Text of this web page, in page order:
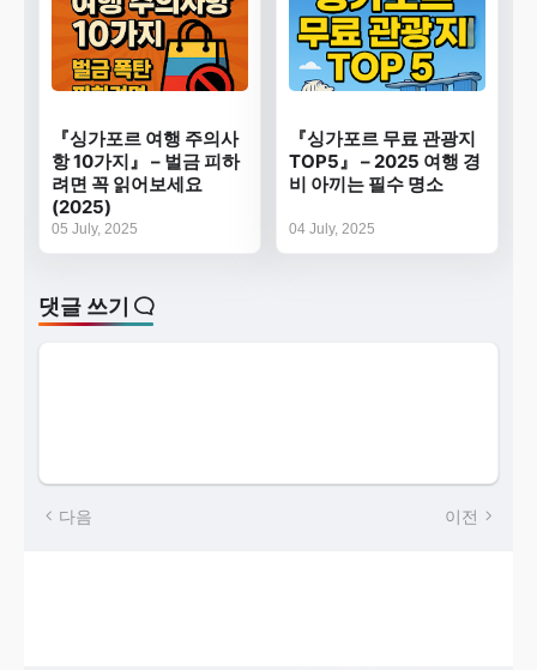
『싱가포르 여행 주의사
항 10가지』 – 벌금 피하
려면 꼭 읽어보세요
(2025)
05 July, 2025
『싱가포르 무료 관광지
TOP5』 – 2025 여행 경
비 아끼는 필수 명소
04 July, 2025
댓글 쓰기
다음 이전